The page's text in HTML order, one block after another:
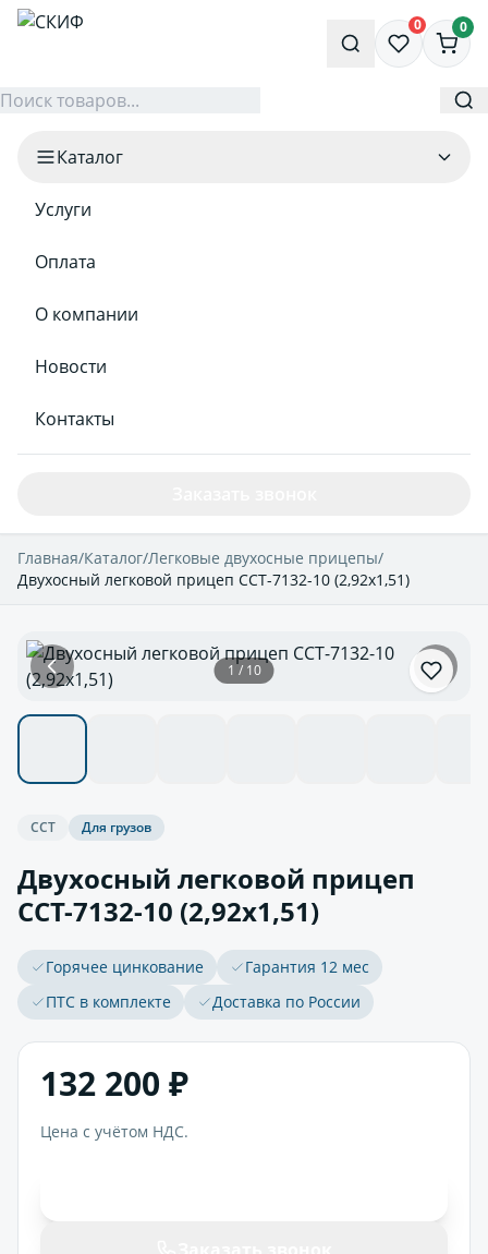
0 0
Каталог
Услуги
Оплата
О компании
Новости
Контакты
Главная/Каталог/Легковые двухосные прицепы/
Двухосный легковой прицеп ССТ-7132-10 (2,92х1,51)
1 / 10
ССТ Для грузов
Двухосный легковой прицеп
ССТ-7132-10 (2,92х1,51)
Горячее цинкование
Гарантия 12 мес
ПТС в комплекте
Доставка по России
132 200 ₽
Цена с учётом НДС.